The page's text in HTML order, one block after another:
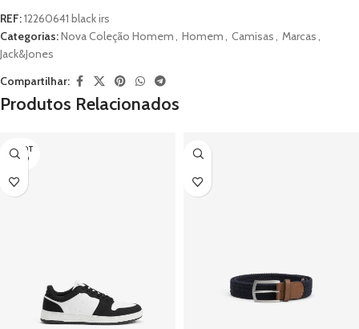
REF:12260641 black irs
Categorias:Nova Coleção Homem, Homem, Camisas, Marcas,
Jack&Jones
Compartilhar:
Produtos Relacionados
ESGOT
ADO